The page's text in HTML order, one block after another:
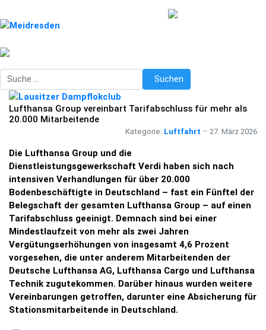
Suchen Suchen
Lufthansa Group vereinbart Tarifabschluss für mehr als
20.000 Mitarbeitende
Kategorie: Luftfahrt 27. März 2026
Die Lufthansa Group und die
Dienstleistungsgewerkschaft Verdi haben sich nach
intensiven Verhandlungen für über 20.000
Bodenbeschäftigte in Deutschland – fast ein Fünftel der
Belegschaft der gesamten Lufthansa Group – auf einen
Tarifabschluss geeinigt. Demnach sind bei einer
Mindestlaufzeit von mehr als zwei Jahren
Vergütungserhöhungen von insgesamt 4,6 Prozent
vorgesehen, die unter anderem Mitarbeitenden der
Deutsche Lufthansa AG, Lufthansa Cargo und Lufthansa
Technik zugutekommen. Darüber hinaus wurden weitere
Vereinbarungen getroffen, darunter eine Absicherung für
Stationsmitarbeitende in Deutschland.